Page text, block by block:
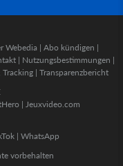
Webedia | Abo kündigen |
| Nutzungsbestimmungen |
| Transparenzbericht
| Jeuxvideo.com
| WhatsApp
vorbehalten